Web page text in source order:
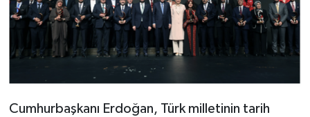
Cumhurbaşkanı Erdoğan, Türk milletinin tarih